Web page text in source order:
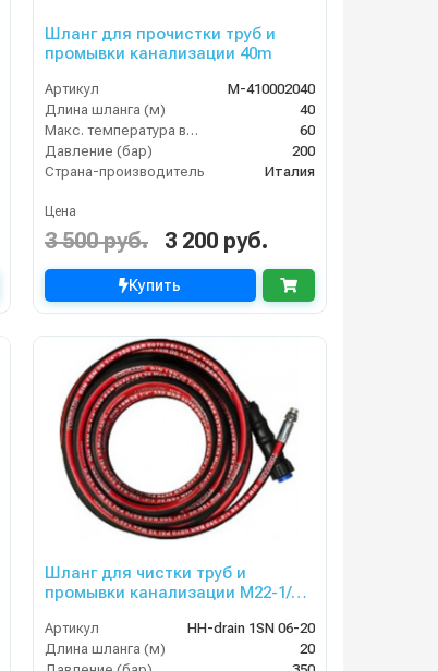
Шланг для прочистки труб и
промывки канализации 40m
Артикул
M-410002040
Длина шланга (м)
40
Макс. температура воды (°C)
60
Давление (бар)
200
Страна-производитель
Италия
Цена
3 500 руб. 3 200 руб.
Купить
Шланг для чистки труб и
промывки канализации M22-1/4
Артикул
HH-drain 1SN 06-20
Длина шланга (м)
20